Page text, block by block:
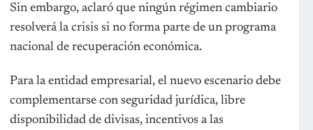
Sin embargo, aclaró que ningún régimen cambiario
resolverá la crisis si no forma parte de un programa
nacional de recuperación económica.
Para la entidad empresarial, el nuevo escenario debe
complementarse con seguridad jurídica, libre
disponibilidad de divisas, incentivos a las